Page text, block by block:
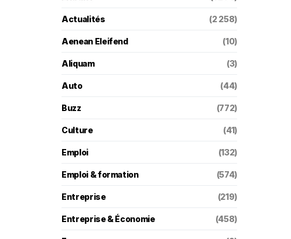
Actualités (2 258)
Aenean Eleifend (10)
Aliquam (3)
Auto (44)
Buzz (772)
Culture (41)
Emploi (132)
Emploi & formation (574)
Entreprise (219)
Entreprise & Économie (458)